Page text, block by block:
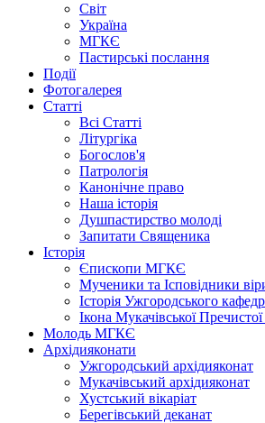
Світ
Україна
МГКЄ
Пастирські послання
Події
Фотогалерея
Статті
Всі Статті
Літургіка
Богослов'я
Патрологія
Канонічне право
Наша історія
Душпастирство молоді
Запитати Священика
Історія
Єпископи МГКЄ
Мученики та Ісповідники
Історія Ужгородського
Ікона Мукачівської
Молодь МГКЄ
Архідияконати
Ужгородський архідияконат
Мукачівський архідияконат
Хустський вікаріат
Берегівський деканат